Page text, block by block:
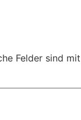
Felder sind mit